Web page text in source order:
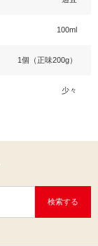
100ml
1個（正味200g）
少々
検索する